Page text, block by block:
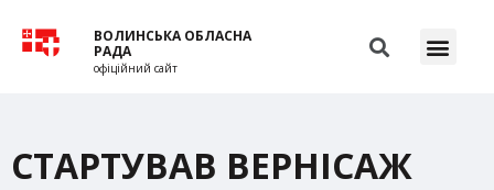
ВОЛИНСЬКА ОБЛАСНА
РАДА
офіційний сайт
СТАРТУВАВ ВЕРНІСАЖ